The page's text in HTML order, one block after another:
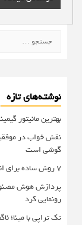
برای:
نوشته‌های تازه
بهترین مانیتور
نقش خواب در
گوشی است
۷ روش ساده برای انتقال عکس‌ها بدون افت کیفیت
پردازش هوش
رونمایی کرد
تک تراپی با مینا؛